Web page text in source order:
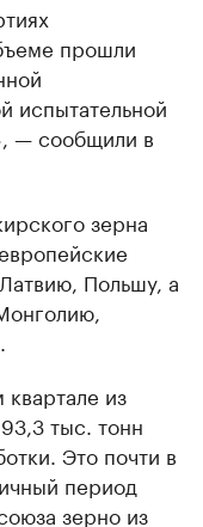
прошли
испытательной
— сообщили в
зерна
Польшу, а
из
тыс. тонн
Это почти в
период
зерно из